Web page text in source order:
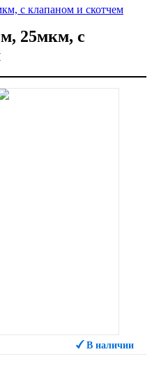
с клапаном и скотчем
25мкм, с
В наличии